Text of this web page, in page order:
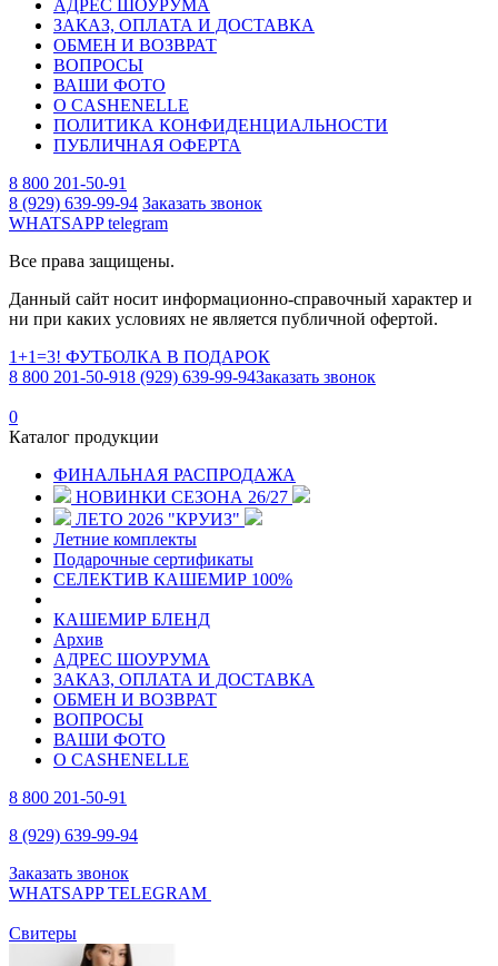
АДРЕС ШОУРУМА
ЗАКАЗ, ОПЛАТА И ДОСТАВКА
ОБМЕН И ВОЗВРАТ
ВОПРОСЫ
ВАШИ ФОТО
О CASHENELLE
ПОЛИТИКА КОНФИДЕНЦИАЛЬНОСТИ
ПУБЛИЧНАЯ ОФЕРТА
8 800 201-50-91
8 (929) 639-99-94 Заказать звонок
WHATSAPPtelegram
Все права защищены.
Данный сайт носит информационно-справочный характер и
ни при каких условиях не является публичной офертой.
1+1=3! ФУТБОЛКА В ПОДАРОК
8 800 201-50-918 (929) 639-99-94Заказать звонок
0
Каталог продукции
ФИНАЛЬНАЯ РАСПРОДАЖА
НОВИНКИ СЕЗОНА 26/27
ЛЕТО 2026 "КРУИЗ"
Летние комплекты
Подарочные сертификаты
СЕЛЕКТИВ КАШЕМИР 100%
КАШЕМИР БЛЕНД
Архив
АДРЕС ШОУРУМА
ЗАКАЗ, ОПЛАТА И ДОСТАВКА
ОБМЕН И ВОЗВРАТ
ВОПРОСЫ
ВАШИ ФОТО
О CASHENELLE
8 800 201-50-91
8 (929) 639-99-94
Заказать звонок
WHATSAPPTELEGRAM
Свитеры